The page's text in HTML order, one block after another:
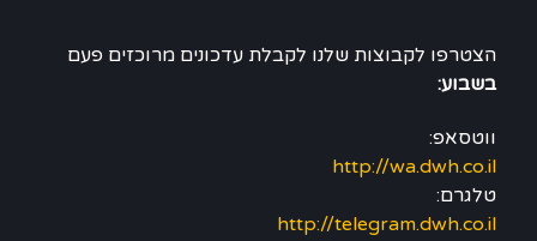
הצטרפו לקבוצות שלנו לקבלת עדכונים מרוכזים פעם
בשבוע:
ווטסאפ:
http://wa.dwh.co.il
טלגרם:
http://telegram.dwh.co.il